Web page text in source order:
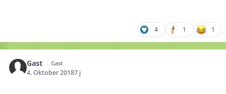
4 1 1
Gast Gast
4. Oktober 20187 j